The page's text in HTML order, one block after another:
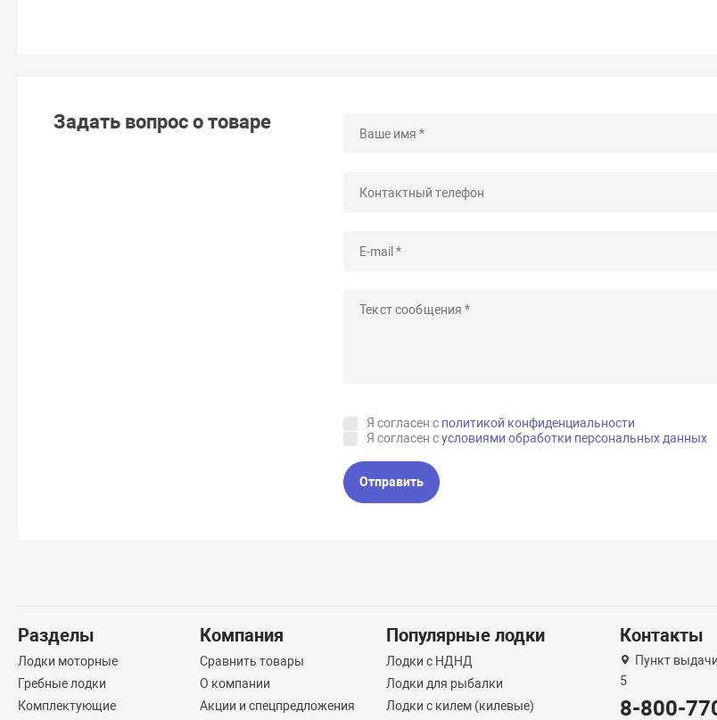
Задать вопрос о товаре
Я согласен с политикой конфиденциальности
Я согласен сусловиями обработки персональных данных
Отправить
Разделы
Лодки моторные
Гребные лодки
Комплектующие
Компания
Сравнить товары
О компании
Акции и спецпредложения
Популярные лодки
Лодки с НДНД
Лодки для рыбалки
Лодки с килем (килевые)
Контакты
Пункт
5
8-800-